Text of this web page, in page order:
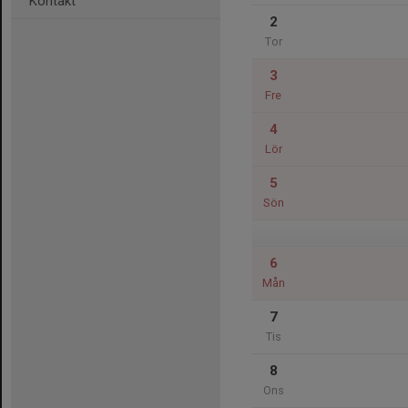
2
Tor
3
Fre
4
Lör
5
Sön
6
Mån
7
Tis
8
Ons